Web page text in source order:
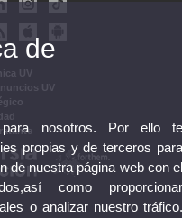
UV
UV
de
nosotros. Por ello
propias y de terceros
de nuestra página web con
como
o analizar nuestro